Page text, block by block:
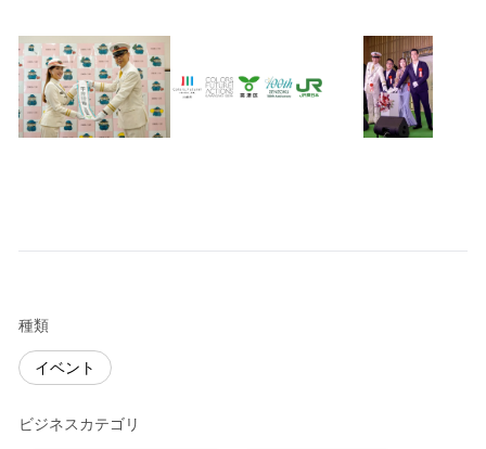
種類
イベント
ビジネスカテゴリ